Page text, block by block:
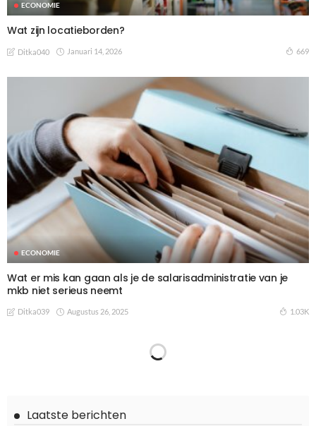
ECONOMIE
Wat zijn locatieborden?
Ditka040 Januari 14, 2026 669
ECONOMIE
Wat er mis kan gaan als je de salarisadministratie van je
mkb niet serieus neemt
Ditka039 Augustus 26, 2025 1.03K
Laatste berichten